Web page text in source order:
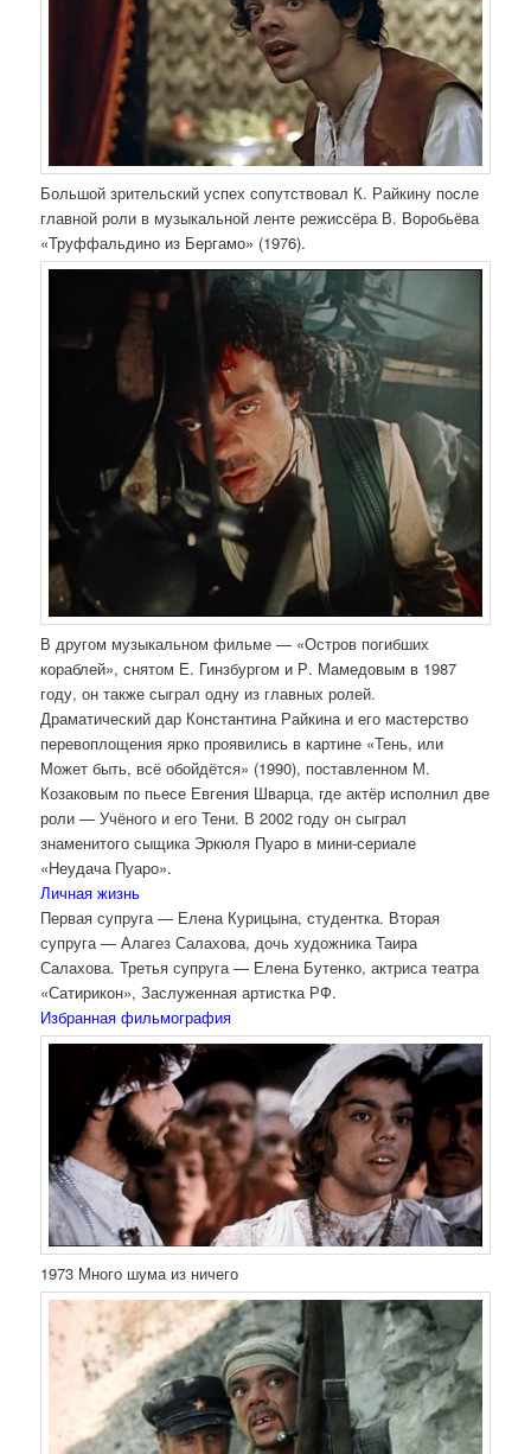
Большой зрительский успех сопутствовал К. Райкину после
главной роли в музыкальной ленте режиссёра В. Воробьёва
«Труффальдино из Бергамо» (1976).
В другом музыкальном фильме — «Остров погибших
кораблей», снятом Е. Гинзбургом и Р. Мамедовым в 1987
году, он также сыграл одну из главных ролей.
Драматический дар Константина Райкина и его мастерство
перевоплощения ярко проявились в картине «Тень, или
Может быть, всё обойдётся» (1990), поставленном М.
Козаковым по пьесе Евгения Шварца, где актёр исполнил две
роли — Учёного и его Тени. В 2002 году он сыграл
знаменитого сыщика Эркюля Пуаро в мини-сериале
«Неудача Пуаро».
Личная жизнь
Первая супруга — Елена Курицына, студентка. Вторая
супруга — Алагез Салахова, дочь художника Таира
Салахова. Третья супруга — Елена Бутенко, актриса театра
«Сатирикон», Заслуженная артистка РФ.
Избранная фильмография
1973 Много шума из ничего